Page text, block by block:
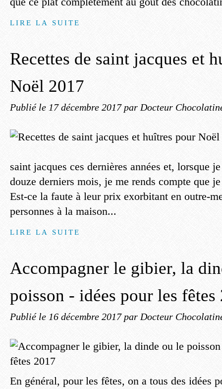
LIRE LA SUITE
Recettes de saint jacques et
Noël 2017
Publié le 17 décembre 2017 par Docteur
saint jacques ces dernières années et, lorsque
douze derniers mois, je me rends compte que
Est-ce la faute à leur prix exorbitant en outre-
personnes à la maison...
LIRE LA SUITE
Accompagner le gibier, la
poisson - idées pour les fêtes
Publié le 16 décembre 2017 par Docteur
En général, pour les fêtes, on a tous des idées